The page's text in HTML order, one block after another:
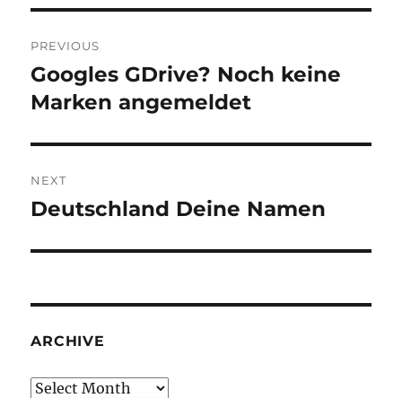
navigation
PREVIOUS
Previous
post:
Googles GDrive? Noch keine
Marken angemeldet
NEXT
Next
Deutschland Deine Namen
ARCHIVE
Archive